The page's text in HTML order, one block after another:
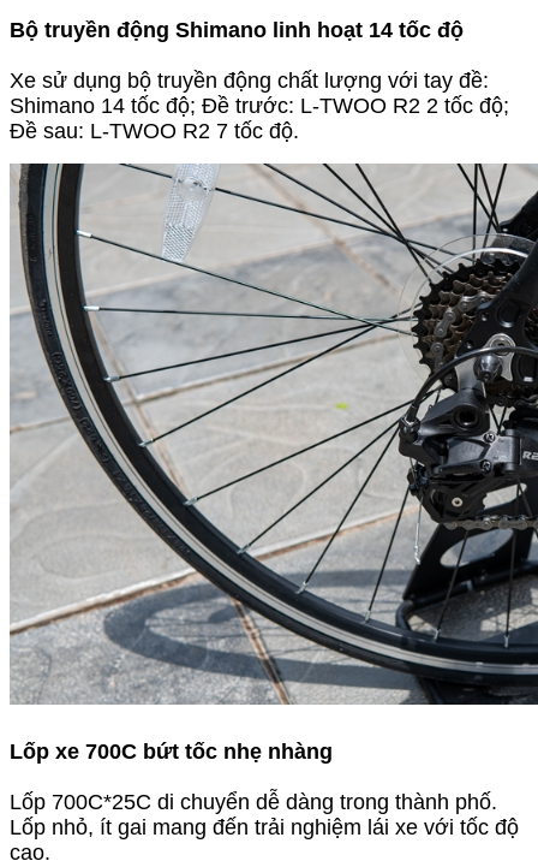
Bộ truyền động Shimano linh hoạt 14 tốc độ
Xe sử dụng bộ truyền động chất lượng với tay đề:
Shimano 14 tốc độ; Đề trước: L-TWOO R2 2 tốc độ;
Đề sau: L-TWOO R2 7 tốc độ.
Lốp xe 700C bứt tốc nhẹ nhàng
Lốp 700C*25C di chuyển dễ dàng trong thành phố.
Lốp nhỏ, ít gai mang đến trải nghiệm lái xe với tốc độ
cao.